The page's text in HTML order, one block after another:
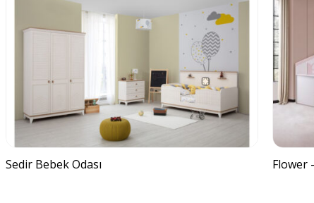
Sedir Bebek Odası Flower